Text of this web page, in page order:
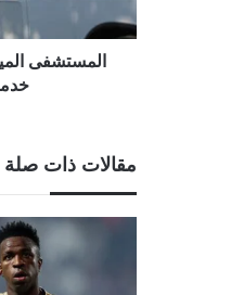
للفلسطينيين
مقالات ذات صلة